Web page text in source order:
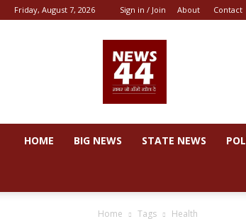
Friday, August 7, 2026 Sign in / Join About Contact
44
HOME BIG NEWS STATE NEWS
Home Tags Health